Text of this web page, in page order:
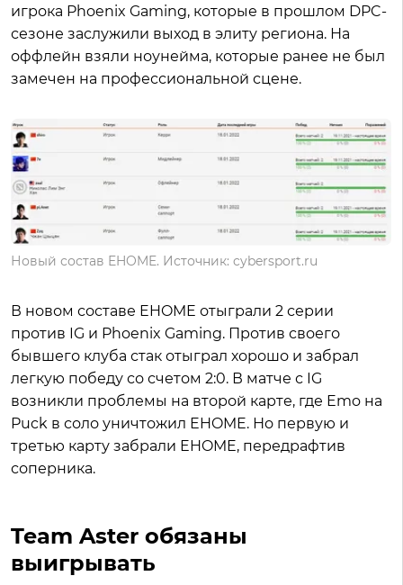
игрока Phoenix Gaming, которые в прошлом DPC-
сезоне заслужили выход в элиту региона. На
оффлейн взяли ноунейма, которые ранее не был
замечен на профессиональной сцене.
Новый состав EHOME. Источник: cybersport.ru
В новом составе EHOME отыграли 2 серии
против IG и Phoenix Gaming. Против своего
бывшего клуба стак отыграл хорошо и забрал
легкую победу со счетом 2:0. В матче с IG
возникли проблемы на второй карте, где Emo на
Puck в соло уничтожил EHOME. Но первую и
третью карту забрали EHOME, передрафтив
соперника.
Team Aster обязаны
выигрывать